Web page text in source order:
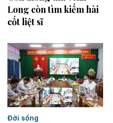
Long còn tìm kiếm hài
cốt liệt sĩ
Đời sống